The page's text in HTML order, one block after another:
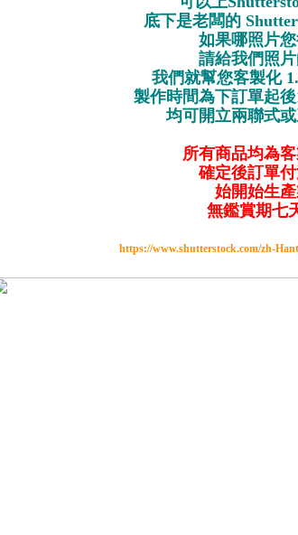
底下是老闆的
如果哪照片您
請給我們照片
我們就幫您客製化
製作時間為下訂單起後
均可開立兩聯式或
所有商品均為客
確定後訂單付
始開始生產
無鑑賞期七
https://www.shutterstock.com/zh-